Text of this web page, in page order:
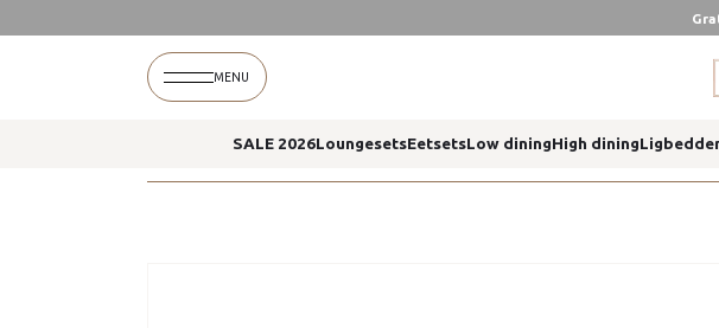
MENU
SALE 2026LoungesetsEetsetsLow diningHigh dining
Fabrice loungestoel latte voetstoel yoga 4 seasons outdoor